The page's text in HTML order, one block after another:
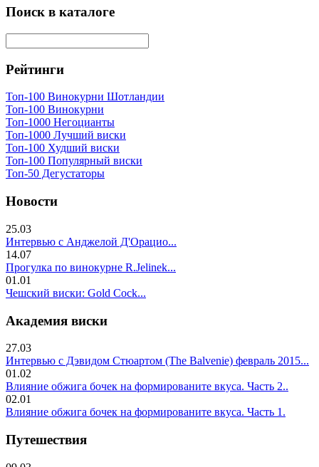
Поиск в каталоге
Рейтинги
Топ-100 Винокурни Шотландии
Топ-100 Винокурни
Топ-1000 Негоцианты
Топ-1000 Лучший виски
Топ-100 Худший виски
Топ-100 Популярный виски
Топ-50 Дегустаторы
Новости
25.03
Интервью с Анджелой Д'Орацио...
14.07
Прогулка по винокурне R.Jelinek...
01.01
Чешский виски: Gold Cock...
Академия виски
27.03
Интервью с Дэвидом Стюартом (The Balvenie) февраль 2015...
01.02
Влияние обжига бочек на формированите вкуса. Часть 2..
02.01
Влияние обжига бочек на формированите вкуса. Часть 1.
Путешествия